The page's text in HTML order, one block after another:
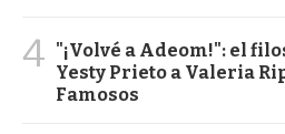
4 "¡Volvé a Adeom!": el
Yesty Prieto a Valeria
Famosos